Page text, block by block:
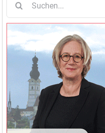
nach: